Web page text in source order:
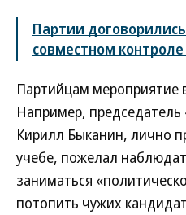
Партии
совместном
Партийцам мероприятие
Например,
Кирилл Быканин, лично
учебе, пожелал
заниматься
потопить чужих